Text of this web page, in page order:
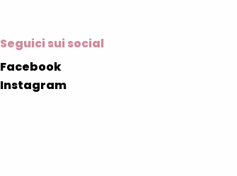
Seguici sui social
Facebook
Instagram